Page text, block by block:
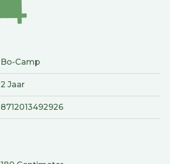
Bo-Camp
2 Jaar
8712013492926